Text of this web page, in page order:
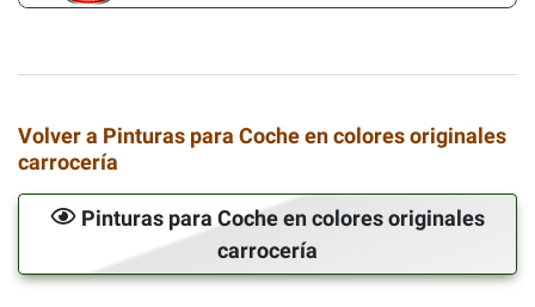
Volver a Pinturas para Coche en colores originales
carrocería
Pinturas para Coche en colores originales
carrocería